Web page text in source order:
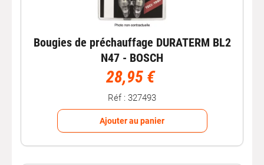
Bougies de préchauffage DURATERM BL2
N47 - BOSCH
28,95 €
Réf : 327493
Ajouter au panier